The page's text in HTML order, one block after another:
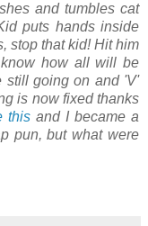
and tumbles cat
puts hands inside
stop that kid! Hit him
how all will be
still going on and 'V'
is now fixed thanks
this and I became a
pun, but what were